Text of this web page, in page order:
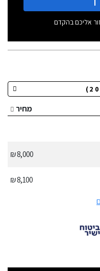
אליכם בהקדם
מחיר
8,000 ₪
8,100 ₪